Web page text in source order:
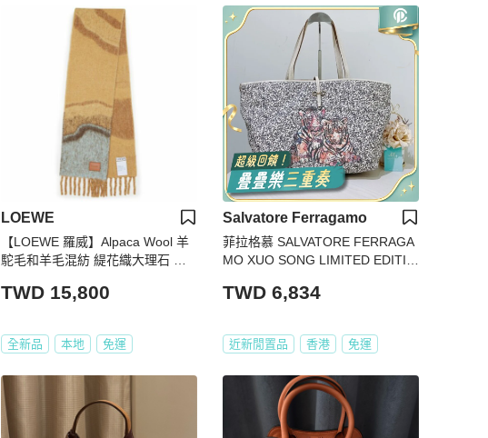
LOEWE
【LOEWE 羅威】Alpaca Wool 羊
駝毛和羊毛混紡 緹花織大理石 圍
TWD 15,800
全新品 本地 免運
Salvatore Ferragamo
菲拉格慕 SALVATORE FERRAGA
MO XUO SONG LIMITED EDITIO
ATHER
TWD 6,834
近新閒置品 香港 免運